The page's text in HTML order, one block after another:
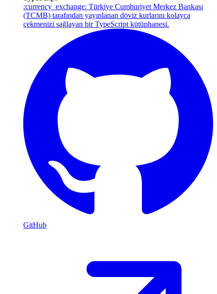
:currency_exchange: Türkiye Cumhuriyet Merkez Bankası
(TCMB) tarafından yayınlanan döviz kurlarını kolayca
çekmenizi sağlayan bir TypeScript kütüphanesi.
GitHub